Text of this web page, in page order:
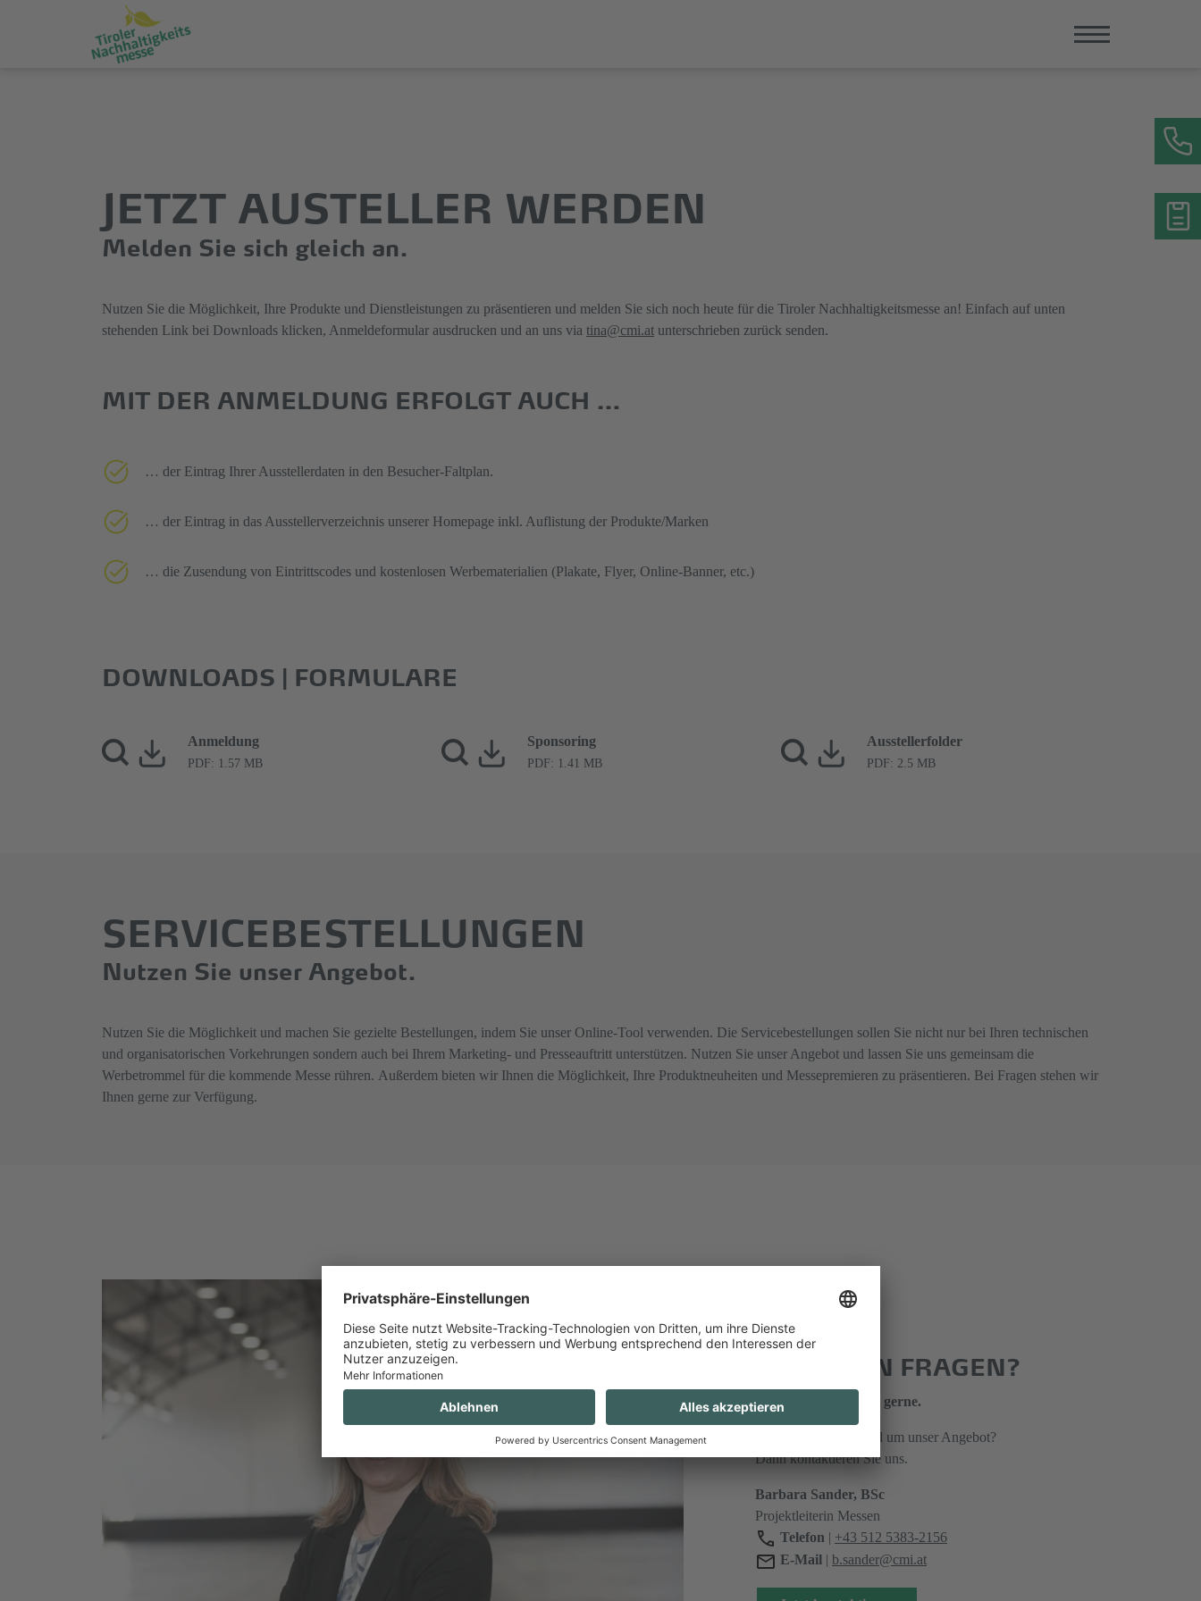
JETZT AUSTELLER WERDEN
Melden Sie sich gleich an.
Nutzen Sie die Möglichkeit, Ihre Produkte und Dienstleistungen zu präsentieren und melden Sie sich noch heute für die Tiroler Nachhaltigkeitsmesse an! Einfach auf unten
stehenden Link bei Downloads klicken, Anmeldeformular ausdrucken und an uns via tina@cmi.at unterschrieben zurück senden.
MIT DER ANMELDUNG ERFOLGT AUCH …
… der Eintrag Ihrer Ausstellerdaten in den Besucher-Faltplan.
… der Eintrag in das Ausstellerverzeichnis unserer Homepage inkl. Auflistung der Produkte/Marken
… die Zusendung von Eintrittscodes und kostenlosen Werbematerialien (Plakate, Flyer, Online-Banner, etc.)
DOWNLOADS | FORMULARE
Anmeldung
PDF: 1.57 MB
Sponsoring
PDF: 1.41 MB
Ausstellerfolder
PDF: 2.5 MB
SERVICEBESTELLUNGEN
Nutzen Sie unser Angebot.
Nutzen Sie die Möglichkeit und machen Sie gezielte Bestellungen, indem Sie unser Online-Tool verwenden. Die Servicebestellungen sollen Sie nicht nur bei Ihren technischen
und organisatorischen Vorkehrungen sondern auch bei Ihrem Marketing- und Presseauftritt unterstützen. Nutzen Sie unser Angebot und lassen Sie uns gemeinsam die
Werbetrommel für die kommende Messe rühren. Außerdem bieten wir Ihnen die Möglichkeit, Ihre Produktneuheiten und Messepremieren zu präsentieren. Bei Fragen stehen wir
Ihnen gerne zur Verfügung.
SIE HABEN FRAGEN?
Wir unterstützen Sie gerne.
Sie haben Fragen rund um unser Angebot?
Dann kontaktieren Sie uns.
Barbara Sander, BSc
Projektleiterin Messen
Telefon | +43 512 5383-2156
E-Mail | b.sander@cmi.at